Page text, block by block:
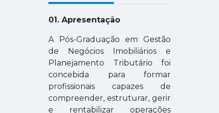
01. Apresentação
A Pós-Graduação em Gestão
de Negócios Imobiliários e
Planejamento Tributário foi
concebida para formar
profissionais capazes de
compreender, estruturar, gerir
e rentabilizar operações